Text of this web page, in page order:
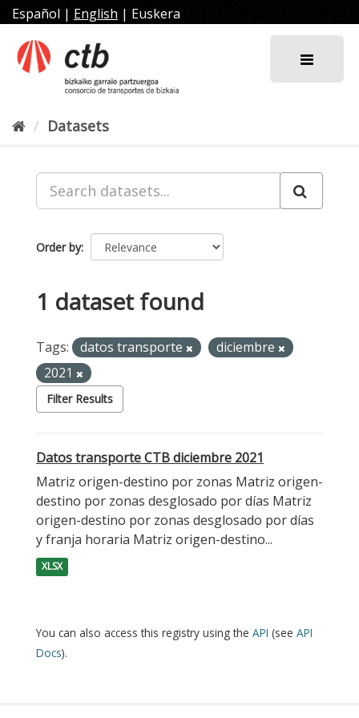
Skip
to
content
Español | English | Euskera
Datasets
Order by
1 dataset found
Tags: datos transporte
diciembre
2021
Filter Results
Datos transporte CTB diciembre 2021
Matriz origen-destino por zonas Matriz origen-
destino por zonas desglosado por días Matriz
origen-destino por zonas desglosado por días
y franja horaria Matriz origen-destino...
XLSX
You can also access this registry using the API (see API
Docs).